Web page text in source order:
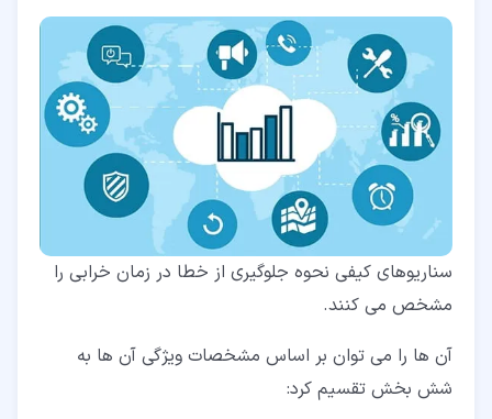
سناریوهای کیفی نحوه جلوگیری از خطا در زمان خرابی را
مشخص می کنند.
آن ها را می توان بر اساس مشخصات ویژگی آن ها به
شش بخش تقسیم کرد: